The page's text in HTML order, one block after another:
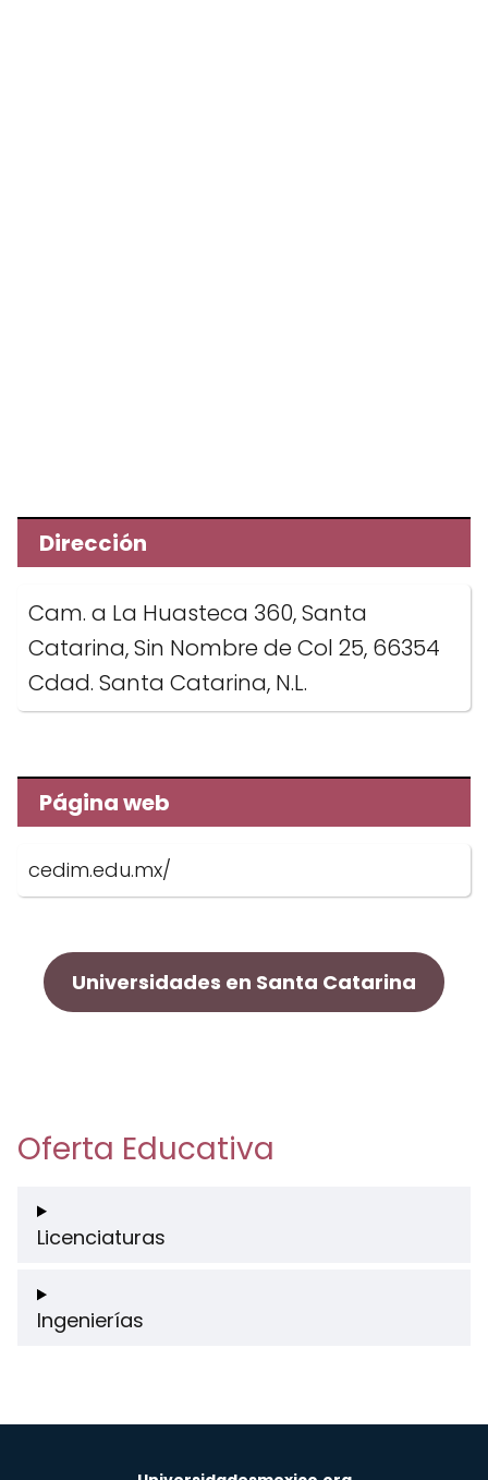
Dirección
Cam. a La Huasteca 360, Santa
Catarina, Sin Nombre de Col 25, 66354
Cdad. Santa Catarina, N.L.
Página web
cedim.edu.mx/
Universidades en Santa Catarina
Oferta Educativa
Licenciaturas
Ingenierías